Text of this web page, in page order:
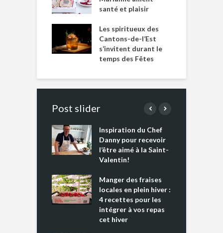
santé et plaisir
Les spiritueux des
Cantons-de-l’Est
s’invitent durant le
temps des Fêtes
Post slider
Inspiration du Chef
Danny pour recevoir
l’être aimé à la Saint-
Valentin!
Manger des fraises
locales en plein hiver :
4 recettes pour les
intégrer à vos repas
cet hiver